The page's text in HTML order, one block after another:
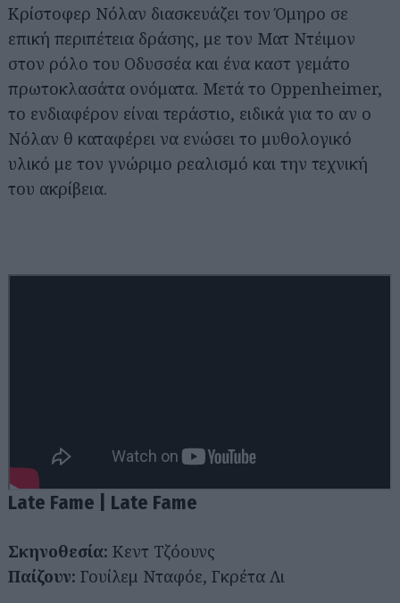
Κρίστοφερ Νόλαν διασκευάζει τον Όμηρο σε
επική περιπέτεια δράσης, με τον Ματ Ντέιμον
στον ρόλο του Οδυσσέα και ένα καστ γεμάτο
πρωτοκλασάτα ονόματα. Μετά το Oppenheimer,
το ενδιαφέρον είναι τεράστιο, ειδικά για το αν ο
Νόλαν θ καταφέρει να ενώσει το μυθολογικό
υλικό με τον γνώριμο ρεαλισμό και την τεχνική
του ακρίβεια.
Late Fame | Late Fame
Σκηνοθεσία: Κεντ Τζόουνς
Παίζουν: Γουίλεμ Νταφόε, Γκρέτα Λι